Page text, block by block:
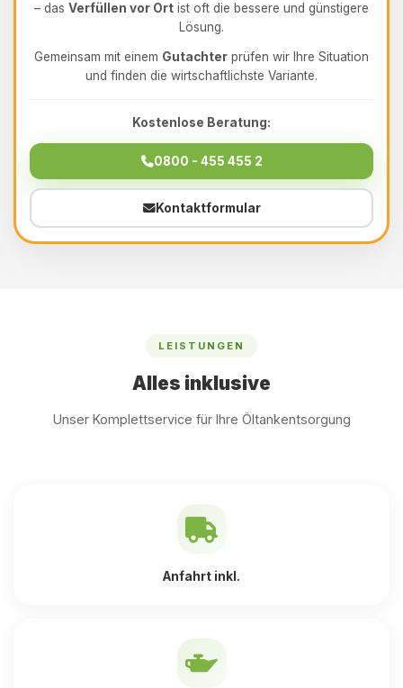
– das Verfüllen vor Ort ist oft die bessere und günstigere
Lösung.
Gemeinsam mit einem Gutachter prüfen wir Ihre Situation
und finden die wirtschaftlichste Variante.
Kostenlose Beratung:
0800 - 455 455 2
Kontaktformular
LEISTUNGEN
Alles inklusive
Unser Komplettservice für Ihre Öltankentsorgung
Anfahrt inkl.